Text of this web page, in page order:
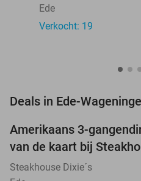
Ede
Verkocht: 19
Deals in Ede-
Amerikaans 3-
van de kaart bij
Steakhouse Dixie´s